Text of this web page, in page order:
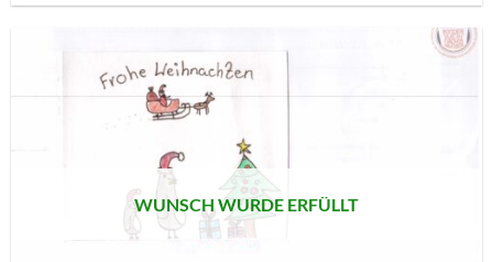
WUNSCH WURDE ERFÜLLT